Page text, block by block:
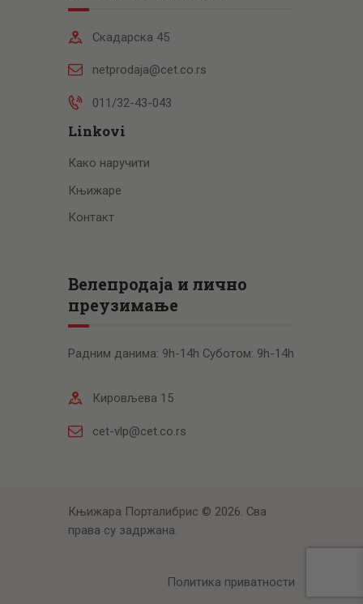
Скадарска 45
netprodaja@cet.co.rs
011/32-43-043
Linkovi
Како наручити
Књижаре
Контакт
Велепродаја и лично
преузимање
Радним данима: 9h-14h Суботом: 9h-14h
Кировљева 15
cet-vlp@cet.co.rs
Књижара Порталибрис © 2026. Сва
права су задржана.
Политика приватности